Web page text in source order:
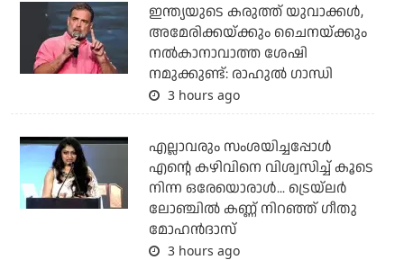
ഇന്ത്യയുടെ കരുത്ത് യുവാക്കള്‍,
അമേരിക്കയ്ക്കും ചൈനയ്ക്കും
നല്‍കാനാവാത്ത ശേഷി
നമുക്കുണ്ട്: രാഹുല്‍ ഗാന്ധി
3 hours ago
എല്ലാവരും സംശയിച്ചപ്പോള്‍
എന്റെ കഴിവിനെ വിശ്വസിച്ച് കൂടെ
നിന്ന ഒരേയൊരാള്‍... ട്രെയ്‌ലര്‍
ലോഞ്ചില്‍ കണ്ണ് നിറഞ്ഞ് ഗീതു
മോഹന്‍ദാസ്
3 hours ago